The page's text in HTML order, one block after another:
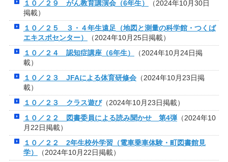
１０／２９ がん教育講演会（6年生）
（2024年10月30日
掲載）
１０／２５ ３・４年生遠足（地図と測量の科学館・つくば
エキスポセンター）
（2024年10月25日掲載）
１０／２４ 認知症講座（6年生）
（2024年10月24日掲
載）
１０／２３ JFAによる体育研修会（2024年10月23日掲
載）
１０／２３ クラス遊び（2024年10月23日掲載）
１０／２２ 図書委員による読み聞かせ 第4弾（2024年10
月22日掲載）
１０／２２ 2年生校外学習（電車乗車体験・町図書館見
学）
（2024年10月22日掲載）